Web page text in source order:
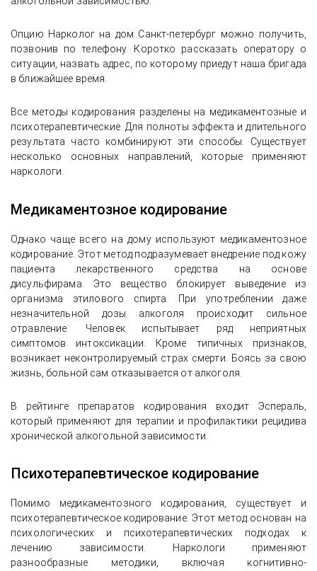
Опцию Нарколог на дом Санкт-петербург можно получить,
позвонив по телефону. Коротко рассказать оператору о
ситуации, назвать адрес, по которому приедут наша бригада
в ближайшее время.
Все методы кодирования разделены на медикаментозные и
психотерапевтические. Для полноты эффекта и длительного
результата часто комбинируют эти способы. Существует
несколько основных направлений, которые применяют
наркологи.
Медикаментозное кодирование
Однако чаще всего на дому используют медикаментозное
кодирование. Этот метод подразумевает внедрение под кожу
пациента лекарственного средства на основе
дисульфирама. Это вещество блокирует выведение из
организма этилового спирта. При употреблении даже
незначительной дозы алкоголя происходит сильное
отравление. Человек испытывает ряд неприятных
симптомов интоксикации. Кроме типичных признаков,
возникает неконтролируемый страх смерти. Боясь за свою
жизнь, больной сам отказывается от алкоголя.
В рейтинге препаратов кодирования входит Эспераль,
который применяют для терапии и профилактики рецидива
хронической алкогольной зависимости.
Психотерапевтическое кодирование
Помимо медикаментозного кодирования, существует и
психотерапевтическое кодирование. Этот метод основан на
психологических и психотерапевтических подходах к
лечению зависимости. Наркологи применяют
разнообразные методики, включая когнитивно-